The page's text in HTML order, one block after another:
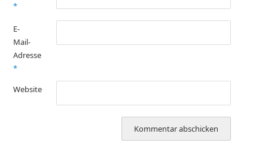
*
E-
Mail-
Adresse
*
Website